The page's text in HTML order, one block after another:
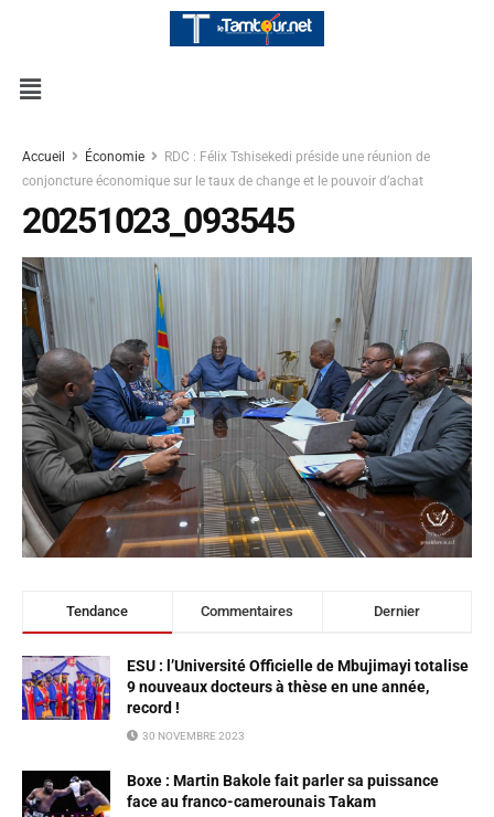
Accueil Économie
RDC : Félix Tshisekedi préside une réunion de
conjoncture économique sur le taux de change et le pouvoir d’achat
20251023_093545
Tendance Commentaires Dernier
ESU : l’Université Officielle de Mbujimayi totalise
9 nouveaux docteurs à thèse en une année,
record !
30 NOVEMBRE 2023
Boxe : Martin Bakole fait parler sa puissance
face au franco-camerounais Takam